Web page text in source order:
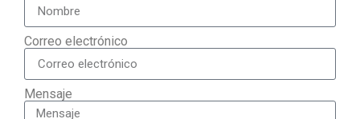
Correo electrónico
Mensaje